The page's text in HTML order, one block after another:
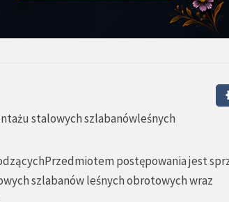
stalowych szlabanówleśnych
postępowania jest
szlabanów leśnych obrotowych wraz